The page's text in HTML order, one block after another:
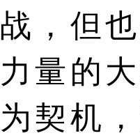
战，但
力量的
为契机